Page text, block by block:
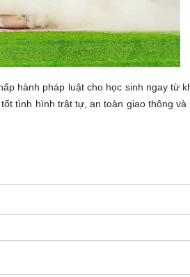
hành pháp luật cho học sinh ngay từ
tình hình trật tự, an toàn giao thông và